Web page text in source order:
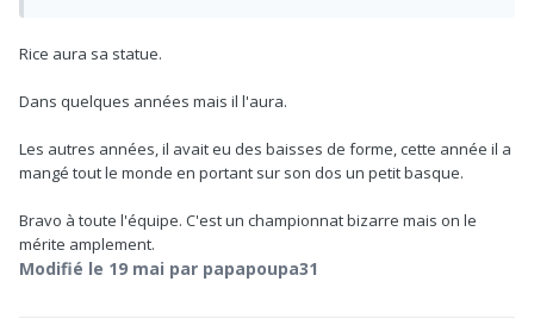
Rice aura sa statue.
Dans quelques années mais il l'aura.
Les autres années, il avait eu des baisses de forme, cette année il a
mangé tout le monde en portant sur son dos un petit basque.
Bravo à toute l'équipe. C'est un championnat bizarre mais on le
mérite amplement.
Modifié le 19 mai par papapoupa31